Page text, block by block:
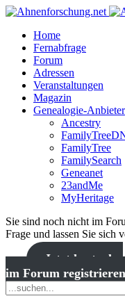
Home
Fernabfrage
Forum
Adressen
Veranstaltungen
Magazin
Genealogie-Anbieter
Ancestry
FamilyTree
FamilySearch
Geneanet
23andMe
MyHeritage
Sie sind noch nicht im
Frage und lassen Sie sich
Jetzt kostenlos
im Forum registrieren